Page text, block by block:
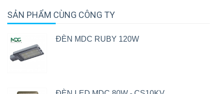
SẢN PHẨM CÙNG CÔNG TY
ĐÈN MDC RUBY 120W